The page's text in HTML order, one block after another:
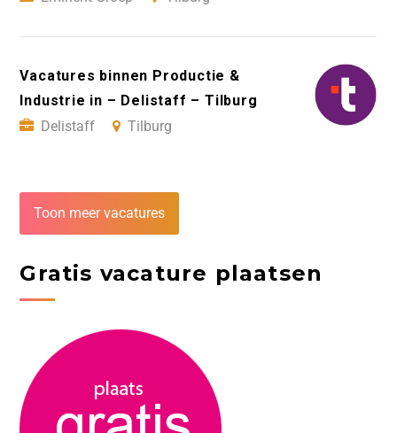
Vacatures binnen Productie &
Industrie in – Delistaff – Tilburg
Delistaff
Tilburg
Toon meer vacatures
Gratis vacature plaatsen